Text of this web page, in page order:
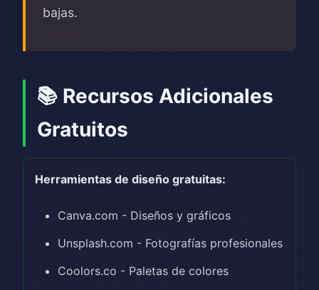
bajas.
📚 Recursos Adicionales
Gratuitos
Herramientas de diseño gratuitas:
Canva.com - Diseños y gráficos
Unsplash.com - Fotografías profesionales
Coolors.co - Paletas de colores